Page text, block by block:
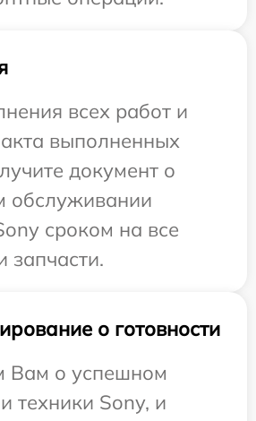
всех работ и
выполненных
документ о
обслуживании
сроком на все
запчасти.
о готовности
о успешном
техники Sony, и